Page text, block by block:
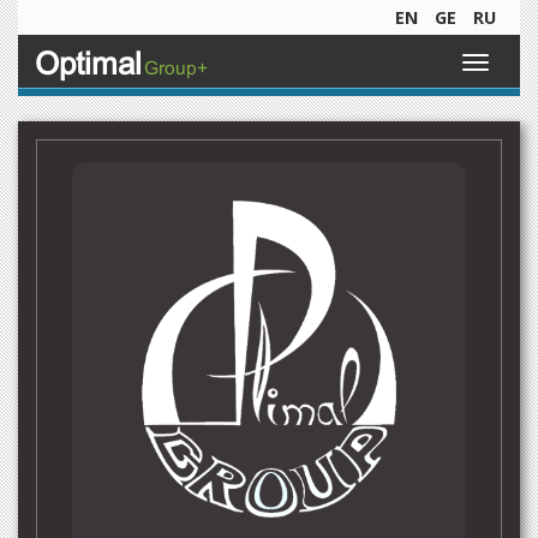
EN GE RU
Toggle
Optimal Group+